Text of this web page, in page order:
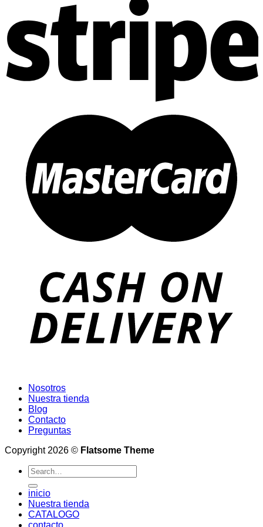
Nosotros
Nuestra tienda
Blog
Contacto
Preguntas
Copyright 2026 © Flatsome Theme
Search
for:
inicio
Nuestra tienda
CATALOGO
contacto